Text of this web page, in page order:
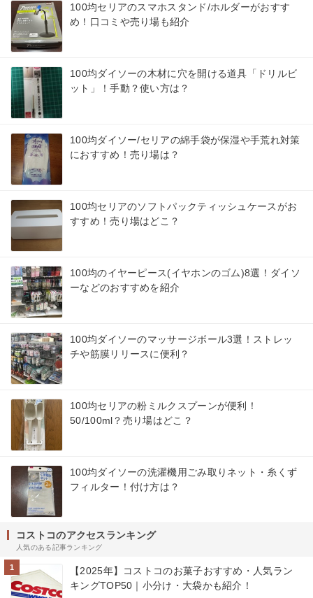
100均セリアのスマホスタンド/ホルダーがおすす
め！口コミや売り場も紹介
100均ダイソーの木材に穴を開ける道具「ドリルビ
ット」！手動？使い方は？
100均ダイソー/セリアの綿手袋が保湿や手荒れ対策
におすすめ！売り場は？
100均セリアのソフトパックティッシュケースがお
すすめ！売り場はどこ？
100均のイヤーピース(イヤホンのゴム)8選！ダイソ
ーなどのおすすめを紹介
100均ダイソーのマッサージボール3選！ストレッ
チや筋膜リリースに便利？
100均セリアの粉ミルクスプーンが便利！
50/100ml？売り場はどこ？
100均ダイソーの洗濯機用ごみ取りネット・糸くず
フィルター！付け方は？
コストコのアクセスランキング
人気のある記事ランキング
1
【2025年】コストコのお菓子おすすめ・人気ラン
キングTOP50｜小分け・大袋かも紹介！